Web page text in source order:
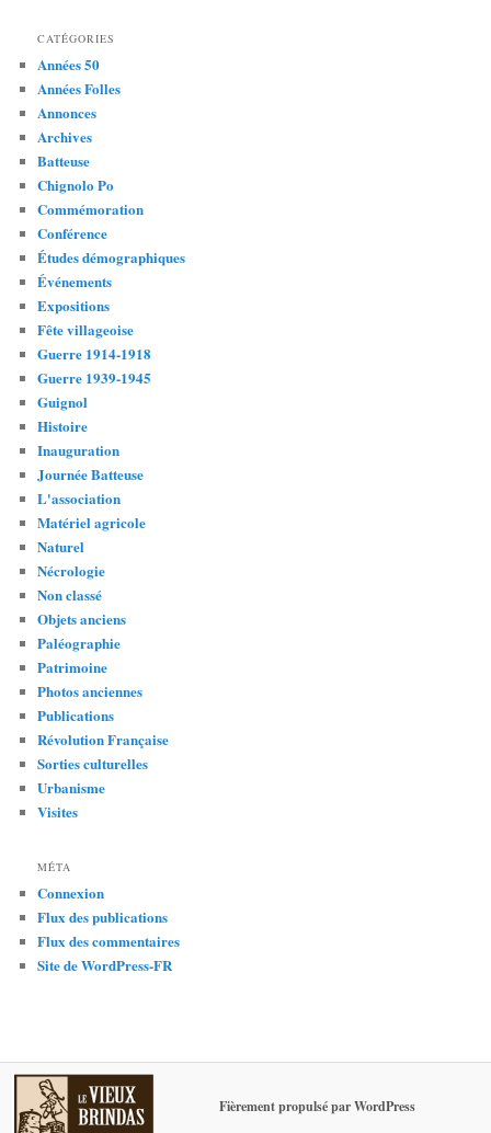
CATÉGORIES
Années 50
Années Folles
Annonces
Archives
Batteuse
Chignolo Po
Commémoration
Conférence
Études démographiques
Événements
Expositions
Fête villageoise
Guerre 1914-1918
Guerre 1939-1945
Guignol
Histoire
Inauguration
Journée Batteuse
L'association
Matériel agricole
Naturel
Nécrologie
Non classé
Objets anciens
Paléographie
Patrimoine
Photos anciennes
Publications
Révolution Française
Sorties culturelles
Urbanisme
Visites
MÉTA
Connexion
Flux des publications
Flux des commentaires
Site de WordPress-FR
Fièrement propulsé par WordPress